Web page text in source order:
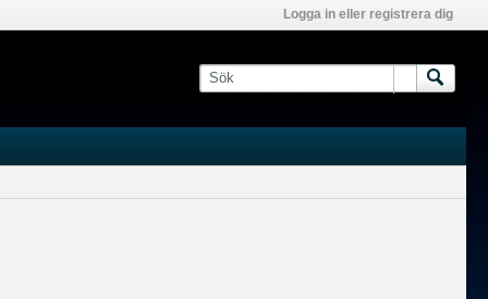
Logga in eller registrera dig